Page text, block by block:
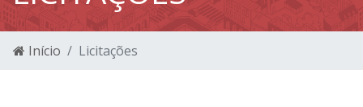
Início Licitações